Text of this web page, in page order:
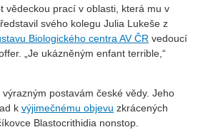
vědeckou prací v oblasti, která mu v
svého kolegu Julia Lukeše z
Biologického centra AV ČR vedoucí
„Je ukázněným enfant terrible,“
postavám české vědy. Jeho
k výjimečnému objevu zkrácených
Blastocrithidia nonstop.